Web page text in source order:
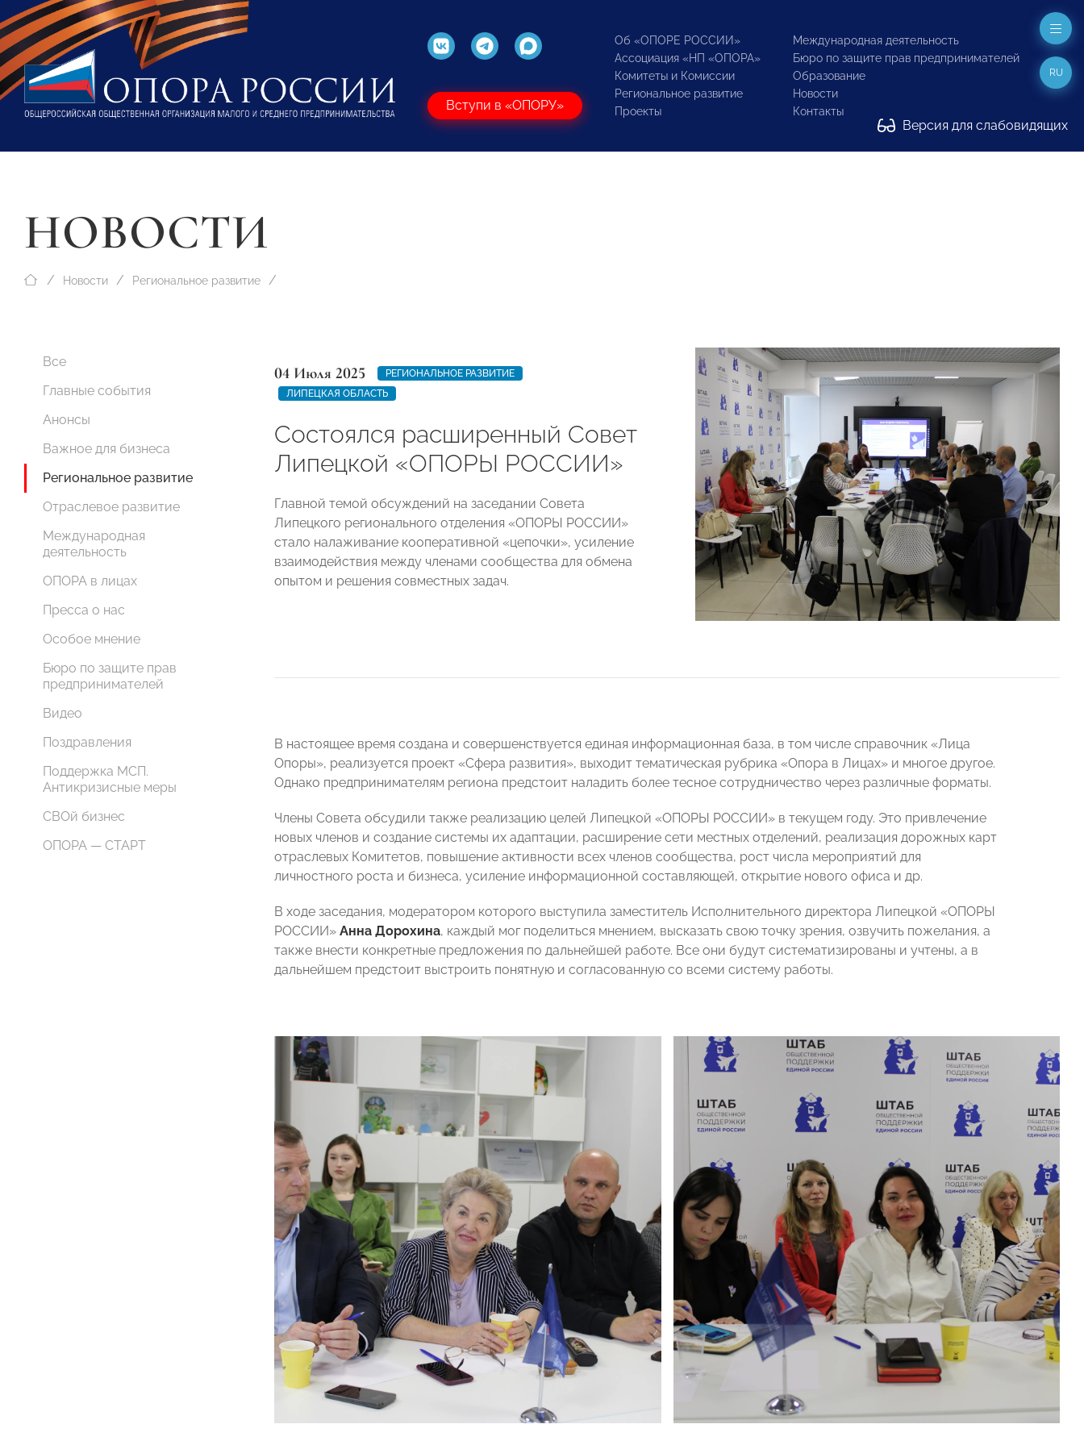
Вступи в «ОПОРУ»
Об «ОПОРЕ РОССИИ»
Ассоциация «НП «ОПОРА»
Комитеты и Комиссии
Региональное развитие
Проекты
Международная деятельность
Бюро по защите прав предпринимателей
Образование
Новости
Контакты
Версия для слабовидящих
RU
НОВОСТИ
Новости Региональное развитие
Все
Главные события
Анонсы
Важное для бизнеса
Региональное развитие
Отраслевое развитие
Международная
деятельность
ОПОРА в лицах
Пресса о нас
Особое мнение
Бюро по защите прав
предпринимателей
Видео
Поздравления
Поддержка МСП.
Антикризисные меры
СВОй бизнес
ОПОРА — СТАРТ
04 Июля 2025
РЕГИОНАЛЬНОЕ РАЗВИТИЕ
ЛИПЕЦКАЯ ОБЛАСТЬ
Состоялся расширенный Совет
Липецкой «ОПОРЫ РОССИИ»
Главной темой обсуждений на заседании Совета
Липецкого регионального отделения «ОПОРЫ РОССИИ»
стало налаживание кооперативной «цепочки», усиление
взаимодействия между членами сообщества для обмена
опытом и решения совместных задач.
В настоящее время создана и совершенствуется единая информационная база, в том числе справочник «Лица
Опоры», реализуется проект «Сфера развития», выходит тематическая рубрика «Опора в Лицах» и многое другое.
Однако предпринимателям региона предстоит наладить более тесное сотрудничество через различные форматы.
Члены Совета обсудили также реализацию целей Липецкой «ОПОРЫ РОССИИ» в текущем году. Это привлечение
новых членов и создание системы их адаптации, расширение сети местных отделений, реализация дорожных карт
отраслевых Комитетов, повышение активности всех членов сообщества, рост числа мероприятий для
личностного роста и бизнеса, усиление информационной составляющей, открытие нового офиса и др.
В ходе заседания, модератором которого выступила заместитель Исполнительного директора Липецкой «ОПОРЫ
РОССИИ» Анна Дорохина, каждый мог поделиться мнением, высказать свою точку зрения, озвучить пожелания, а
также внести конкретные предложения по дальнейшей работе. Все они будут систематизированы и учтены, а в
дальнейшем предстоит выстроить понятную и согласованную со всеми систему работы.